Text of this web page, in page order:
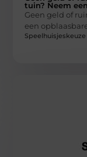
tuin? Neem
Geen geld of
een
Speelhuisjeskeuze